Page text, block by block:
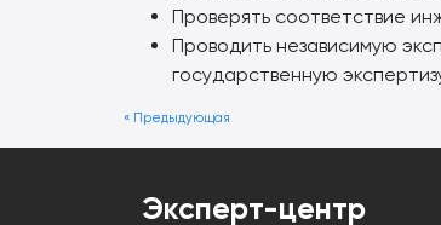
Проверять соответствие
Проводить независимую
государственную
« Предыдующая
Эксперт-центр